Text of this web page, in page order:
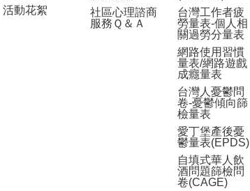
活動花絮
社區心理諮商
服務Ｑ＆Ａ
台灣工作者疲
勞量表-個人相
關過勞分量表
網路使用習慣
量表/網路遊戲
成癮量表
台灣人憂鬱問
卷-憂鬱傾向篩
檢量表
愛丁堡產後憂
鬱量表(EPDS)
自填式華人飲
酒問題篩檢問
卷(CAGE)